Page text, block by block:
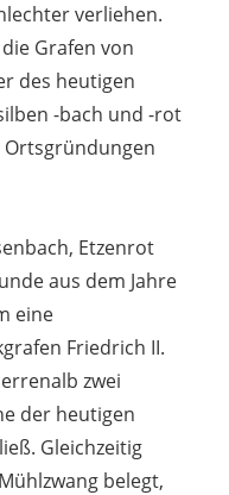
verliehen.
Grafen von
des heutigen
-bach und -rot
Ortsgründungen
Etzenrot
aus dem Jahre
eine
Friedrich II.
zwei
der heutigen
Gleichzeitig
belegt,